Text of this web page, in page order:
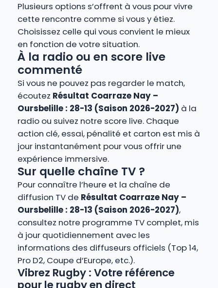
Plusieurs options s’offrent à vous pour vivre
cette rencontre comme si vous y étiez.
Choisissez celle qui vous convient le mieux
en fonction de votre situation.
À la radio ou en score live
commenté
Si vous ne pouvez pas regarder le match,
écoutez Résultat Coarraze Nay –
Oursbelille : 28-13 (Saison 2026-2027) à la
radio ou suivez notre score live. Chaque
action clé, essai, pénalité et carton est mis à
jour instantanément pour vous offrir une
expérience immersive.
Sur quelle chaîne TV ?
Pour connaître l’heure et la chaîne de
diffusion TV de Résultat Coarraze Nay –
Oursbelille : 28-13 (Saison 2026-2027),
consultez notre programme TV complet, mis
à jour quotidiennement avec les
informations des diffuseurs officiels (Top 14,
Pro D2, Coupe d’Europe, etc.).
Vibrez Rugby : Votre référence
pour le rugby en direct